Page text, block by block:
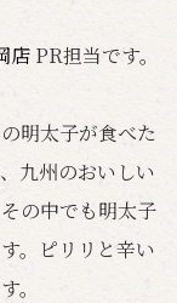
店 PR担当です。
明太子が食べた
九州のおいしい
の中でも明太子
。ピリリと辛い
。